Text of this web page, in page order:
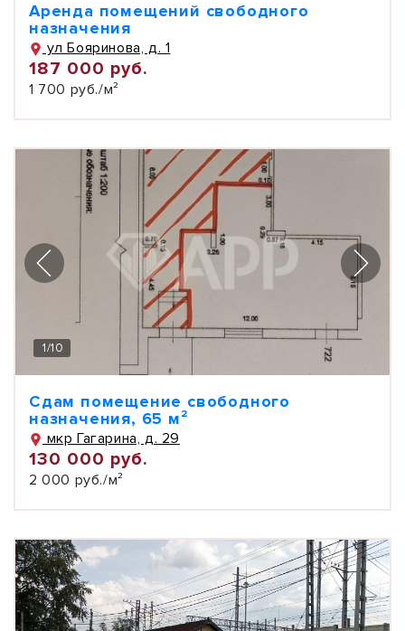
Аренда помещений свободного
назначения
ул Бояринова, д. 1
187 000 руб.
1 700 руб./м²
1/10
Сдам помещение свободного
назначения, 65 м²
мкр Гагарина, д. 29
130 000 руб.
2 000 руб./м²